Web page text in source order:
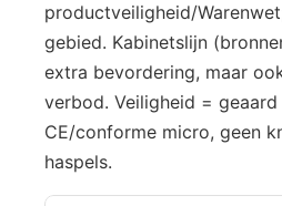
productveiligheid/
gebied. Kabinetslijn
extra bevordering, maar
verbod. Veiligheid =
CE/conforme micro, geen
haspels.